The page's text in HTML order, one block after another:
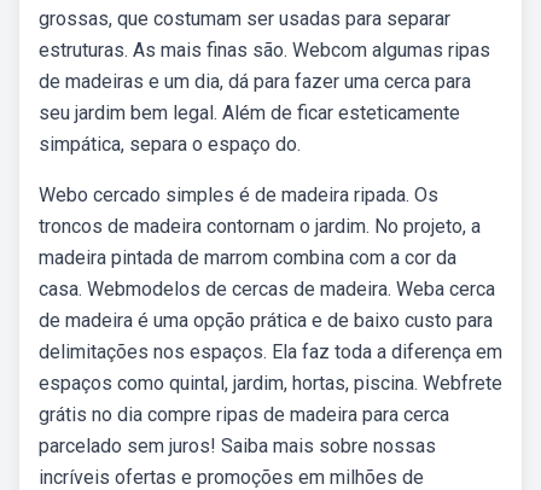
grossas, que costumam ser usadas para separar
estruturas. As mais finas são. Webcom algumas ripas
de madeiras e um dia, dá para fazer uma cerca para
seu jardim bem legal. Além de ficar esteticamente
simpática, separa o espaço do.
Webo cercado simples é de madeira ripada. Os
troncos de madeira contornam o jardim. No projeto, a
madeira pintada de marrom combina com a cor da
casa. Webmodelos de cercas de madeira. Weba cerca
de madeira é uma opção prática e de baixo custo para
delimitações nos espaços. Ela faz toda a diferença em
espaços como quintal, jardim, hortas, piscina. Webfrete
grátis no dia compre ripas de madeira para cerca
parcelado sem juros! Saiba mais sobre nossas
incríveis ofertas e promoções em milhões de